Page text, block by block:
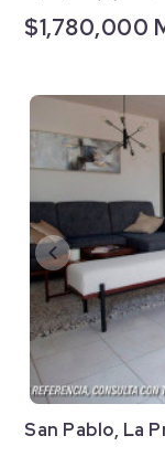
$1,780,000
San Pablo, La